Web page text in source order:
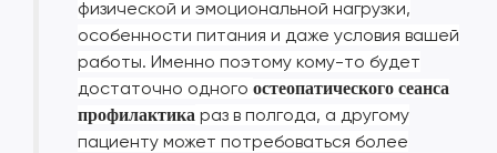
физической и эмоциональной нагрузки,
особенности питания и даже условия вашей
работы. Именно поэтому кому-то будет
достаточно одного остеопатического сеанса
профилактика раз в полгода, а другому
пациенту может потребоваться более